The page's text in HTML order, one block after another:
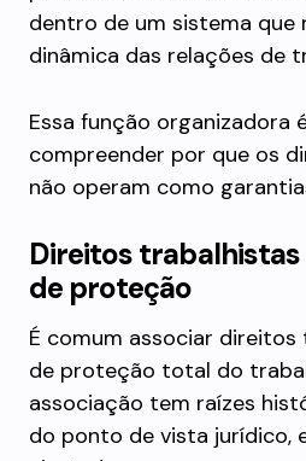
dentro de um sistema que
dinâmica das relações de
Essa função organizadora
compreender por que os
não operam como
Direitos
de proteção
É comum associar
de proteção total do
associação tem raízes
do ponto de vista jurídico,